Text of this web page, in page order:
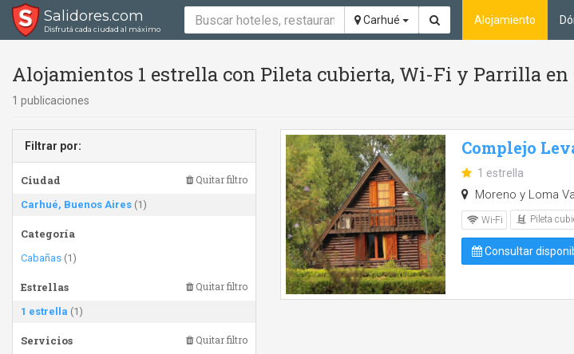
Salidores.com
Disfrutá cada ciudad al máximo
Carhué Alojamiento
Alojamientos 1 estrella con Pileta cubierta, Wi-Fi y Parrilla en
1 publicaciones
Filtrar por:
Ciudad Quitar filtro
Carhué, Buenos Aires (1)
Categoría
Cabañas (1)
Estrellas Quitar filtro
1 estrella (1)
Servicios Quitar filtro
Complejo
1 estrella
Moreno y Loma
Wi-Fi Pileta
Consultar